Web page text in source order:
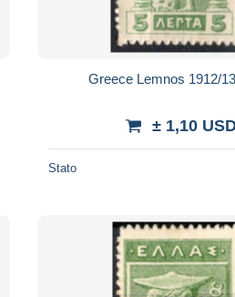
Greece Lemnos 1912/
± 1,10
Stato